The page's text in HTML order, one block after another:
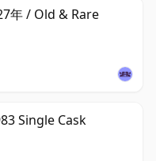
年 / Old & Rare
Single Cask